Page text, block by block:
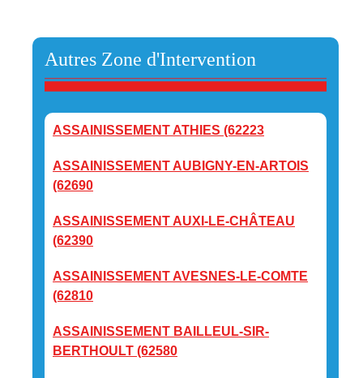
Autres Zone d'Intervention
ASSAINISSEMENT ATHIES (62223
ASSAINISSEMENT AUBIGNY-EN-ARTOIS
(62690
ASSAINISSEMENT AUXI-LE-CHÂTEAU
(62390
ASSAINISSEMENT AVESNES-LE-COMTE
(62810
ASSAINISSEMENT BAILLEUL-SIR-
BERTHOULT (62580